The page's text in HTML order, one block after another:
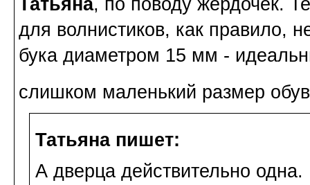
для волнистиков, как правило,
бука диаметром 15 мм -
слишком маленький размер
Татьяна пишет:
А дверца действительно